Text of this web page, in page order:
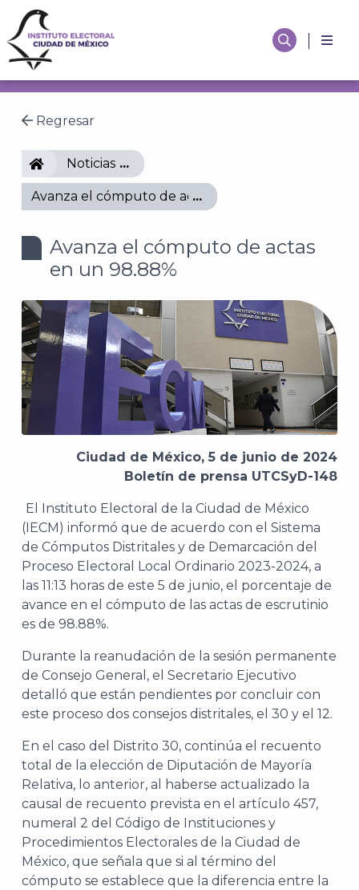
Regresar
IECMNoticias
Avanza el cómputo de actas en un 98.88%
Avanza el cómputo de actas
en un 98.88%
Ciudad de México, 5 de junio de 2024
Boletín de prensa UTCSyD-148
El Instituto Electoral de la Ciudad de México
(IECM) informó que de acuerdo con el Sistema
de Cómputos Distritales y de Demarcación del
Proceso Electoral Local Ordinario 2023-2024, a
las 11:13 horas de este 5 de junio, el porcentaje de
avance en el cómputo de las actas de escrutinio
es de 98.88%.
Durante la reanudación de la sesión permanente
de Consejo General, el Secretario Ejecutivo
detalló que están pendientes por concluir con
este proceso dos consejos distritales, el 30 y el 12.
En el caso del Distrito 30, continúa el recuento
total de la elección de Diputación de Mayoría
Relativa, lo anterior, al haberse actualizado la
causal de recuento prevista en el artículo 457,
numeral 2 del Código de Instituciones y
Procedimientos Electorales de la Ciudad de
México, que señala que si al término del
cómputo se establece que la diferencia entre la